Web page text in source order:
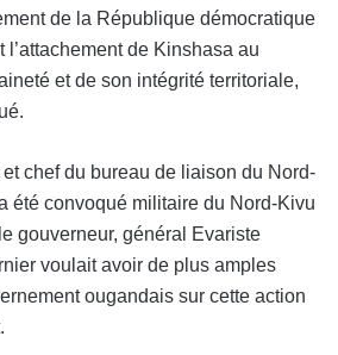
de la République démocratique
l’attachement de Kinshasa au
et de son intégrité territoriale,
chef du bureau de liaison du Nord-
été convoqué militaire du Nord-Kivu
gouverneur, général Evariste
voulait avoir de plus amples
ougandais sur cette action